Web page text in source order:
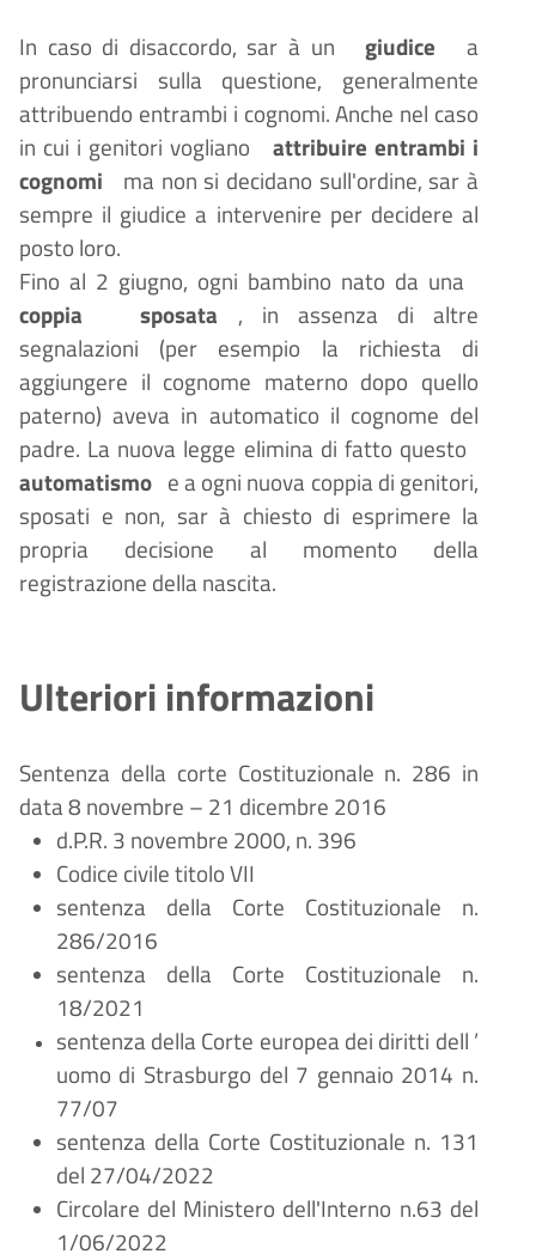
In caso di disaccordo, sar à un giudice
a
pronunciarsi sulla questione, generalmente
attribuendo entrambi i cognomi. Anche nel caso
in cui i genitori vogliano
attribuire entrambi i
cognomi
ma non si decidano sull'ordine, sar à
sempre il giudice a intervenire per decidere al
posto loro.
Fino al 2 giugno, ogni bambino nato da una
coppia
sposata
, in assenza di altre
segnalazioni (per esempio la richiesta di
aggiungere il cognome materno dopo quello
paterno) aveva in automatico il cognome del
padre. La nuova legge elimina di fatto questo
automatismo e a ogni nuova coppia di genitori,
sposati e non, sar à chiesto di esprimere la
propria decisione al momento della
registrazione della nascita.
Ulteriori informazioni
Sentenza della corte Costituzionale n. 286 in
data 8 novembre – 21 dicembre 2016
d.P.R. 3 novembre 2000, n. 396
Codice civile titolo VII
sentenza della Corte Costituzionale n.
286/2016
sentenza della Corte Costituzionale n.
18/2021
sentenza della Corte europea dei diritti dell ’
uomo di Strasburgo del 7 gennaio 2014 n.
77/07
sentenza della Corte Costituzionale n. 131
del 27/04/2022
Circolare del Ministero dell'Interno n.63 del
1/06/2022